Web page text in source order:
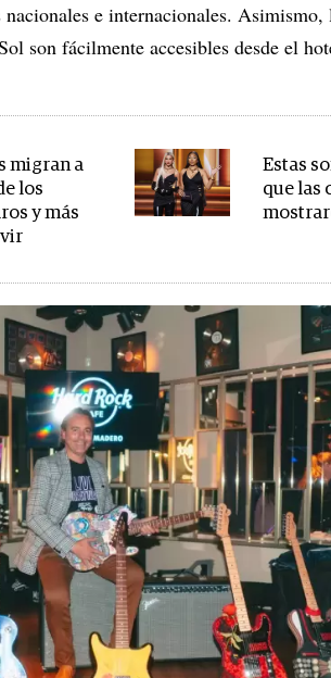
e internacionales.
son fácilmente accesibles desde el
migran a
los
y más
Estas
que las